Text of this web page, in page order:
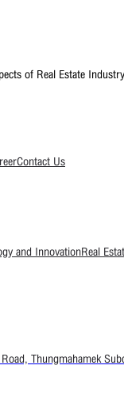
of Real Estate
Contact Us
and InnovationReal
Thungmahamek